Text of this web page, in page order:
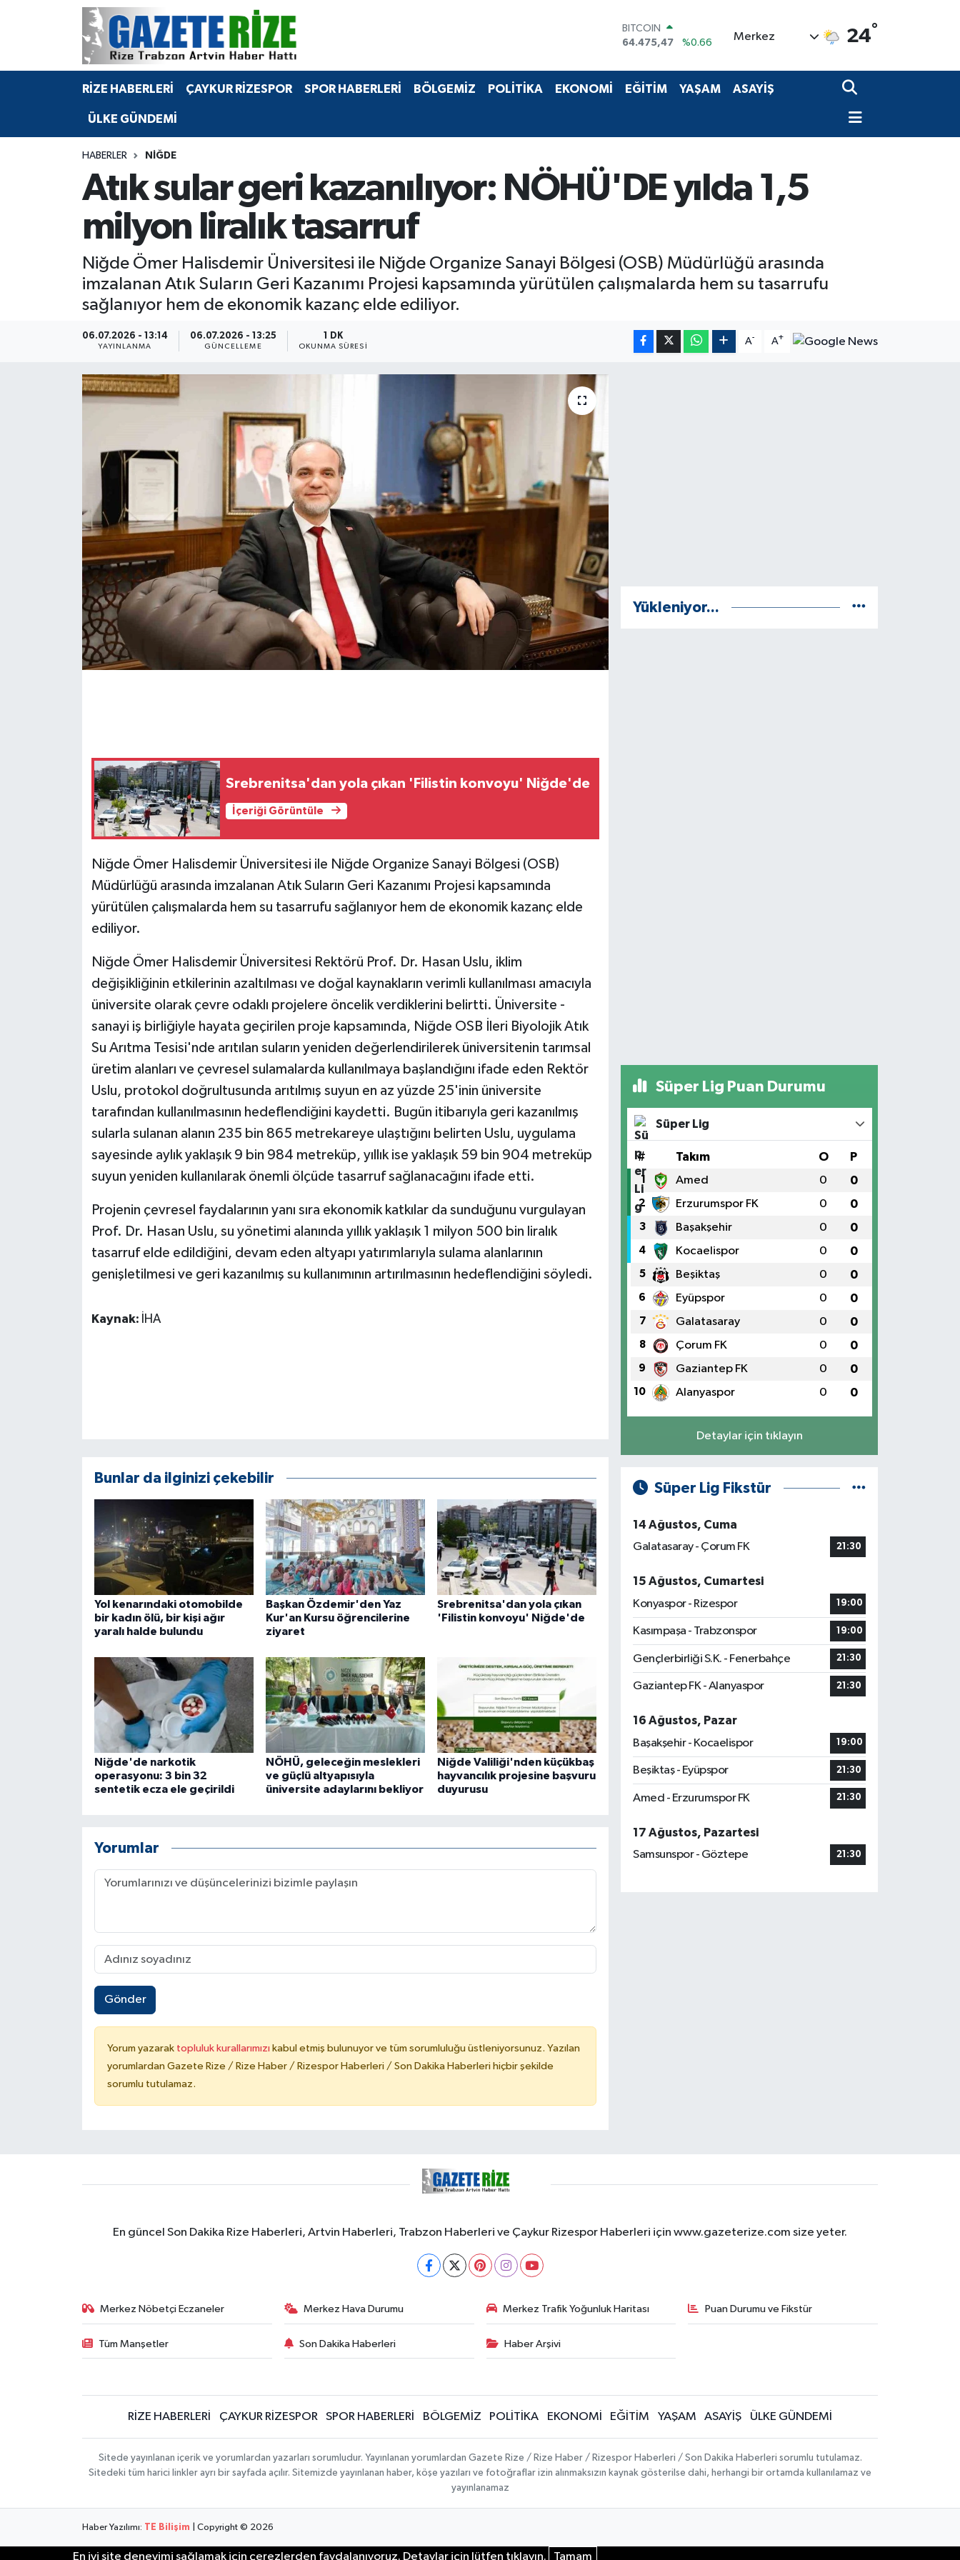
64.475,47
DOLAR
EURO
55,1336
%0.18
Merkez 24°
RİZE HABERLERİ ÇAYKUR RİZESPOR SPOR HABERLERİ BÖLGEMİZ POLİTİKA EKONOMİ EĞİTİM YAŞAM ASAYİŞ
ÜLKE GÜNDEMİ
HABERLER NIĞDE
Atık sular geri kazanılıyor: NÖHÜ'DE yılda 1,5
milyon liralık tasarruf
Niğde Ömer Halisdemir Üniversitesi ile Niğde Organize Sanayi Bölgesi (OSB) Müdürlüğü arasında
imzalanan Atık Suların Geri Kazanımı Projesi kapsamında yürütülen çalışmalarda hem su tasarrufu
sağlanıyor hem de ekonomik kazanç elde ediliyor.
06.07.2026 - 13:14
YAYINLANMA
06.07.2026 - 13:25
GÜNCELLEME
1 DK
OKUNMA SÜRESI
A- A+
Srebrenitsa'dan yola çıkan 'Filistin konvoyu' Niğde'de
İçeriği Görüntüle
Niğde Ömer Halisdemir Üniversitesi ile Niğde Organize Sanayi Bölgesi (OSB)
Müdürlüğü arasında imzalanan Atık Suların Geri Kazanımı Projesi kapsamında
yürütülen çalışmalarda hem su tasarrufu sağlanıyor hem de ekonomik kazanç elde
ediliyor.
Niğde Ömer Halisdemir Üniversitesi Rektörü Prof. Dr. Hasan Uslu, iklim
değişikliğinin etkilerinin azaltılması ve doğal kaynakların verimli kullanılması amacıyla
üniversite olarak çevre odaklı projelere öncelik verdiklerini belirtti. Üniversite -
sanayi iş birliğiyle hayata geçirilen proje kapsamında, Niğde OSB İleri Biyolojik Atık
Su Arıtma Tesisi'nde arıtılan suların yeniden değerlendirilerek üniversitenin tarımsal
üretim alanları ve çevresel sulamalarda kullanılmaya başlandığını ifade eden Rektör
Uslu, protokol doğrultusunda arıtılmış suyun en az yüzde 25'inin üniversite
tarafından kullanılmasının hedeflendiğini kaydetti. Bugün itibarıyla geri kazanılmış
sularla sulanan alanın 235 bin 865 metrekareye ulaştığını belirten Uslu, uygulama
sayesinde aylık yaklaşık 9 bin 984 metreküp, yıllık ise yaklaşık 59 bin 904 metreküp
suyun yeniden kullanılarak önemli ölçüde tasarruf sağlanacağını ifade etti.
Projenin çevresel faydalarının yanı sıra ekonomik katkılar da sunduğunu vurgulayan
Prof. Dr. Hasan Uslu, su yönetimi alanında yıllık yaklaşık 1 milyon 500 bin liralık
tasarruf elde edildiğini, devam eden altyapı yatırımlarıyla sulama alanlarının
genişletilmesi ve geri kazanılmış su kullanımının artırılmasının hedeflendiğini söyledi.
Kaynak: İHA
Bunlar da ilginizi çekebilir
Yol kenarındaki otomobilde
bir kadın ölü, bir kişi ağır
yaralı halde bulundu
Başkan Özdemir'den Yaz
Kur'an Kursu öğrencilerine
ziyaret
Srebrenitsa'dan yola çıkan
'Filistin konvoyu' Niğde'de
Niğde'de narkotik
operasyonu: 3 bin 32
sentetik ecza ele geçirildi
NÖHÜ, geleceğin meslekleri
ve güçlü altyapısıyla
üniversite adaylarını bekliyor
Niğde Valiliği'nden küçükbaş
hayvancılık projesine başvuru
duyurusu
Yorumlar
Gönder
Yorum yazarak topluluk kurallarımızı kabul etmiş bulunuyor ve tüm sorumluluğu üstleniyorsunuz. Yazılan
yorumlardan Gazete Rize / Rize Haber / Rizespor Haberleri / Son Dakika Haberleri hiçbir şekilde
sorumlu tutulamaz.
Yükleniyor...
Süper Lig Puan Durumu
Süper Lig
# Takım O P
1 Amed 0 0
2 Erzurumspor FK 0 0
3 Başakşehir 0 0
4 Kocaelispor 0 0
5 Beşiktaş 0 0
6 Eyüpspor 0 0
7 Galatasaray 0 0
8 Çorum FK 0 0
9 Gaziantep FK 0 0
10 Alanyaspor 0 0
Detaylar için tıklayın
Süper Lig Fikstür
14 Ağustos, Cuma
Galatasaray - Çorum FK
21:30
15 Ağustos, Cumartesi
Konyaspor - Rizespor
19:00
Kasımpaşa - Trabzonspor 19:00
Gençlerbirliği S.K. - Fenerbahçe 21:30
Gaziantep FK - Alanyaspor 21:30
16 Ağustos, Pazar
Başakşehir - Kocaelispor
19:00
Beşiktaş - Eyüpspor 21:30
Amed - Erzurumspor FK 21:30
17 Ağustos, Pazartesi
Samsunspor - Göztepe
21:30
En güncel Son Dakika Rize Haberleri, Artvin Haberleri, Trabzon Haberleri ve Çaykur Rizespor Haberleri için www.gazeterize.com size yeter.
Merkez Nöbetçi Eczaneler Merkez Hava Durumu Merkez Trafik Yoğunluk Haritası Puan Durumu ve Fikstür
Tüm Manşetler Son Dakika Haberleri Haber Arşivi
RİZE HABERLERİ ÇAYKUR RİZESPOR SPOR HABERLERİ BÖLGEMİZ POLİTİKA EKONOMİ EĞİTİM YAŞAM ASAYİŞ ÜLKE GÜNDEMİ
Sitede yayınlanan içerik ve yorumlardan yazarları sorumludur. Yayınlanan yorumlardan Gazete Rize / Rize Haber / Rizespor Haberleri / Son Dakika Haberleri sorumlu tutulamaz.
Sitedeki tüm harici linkler ayrı bir sayfada açılır. Sitemizde yayınlanan haber, köşe yazıları ve fotoğraflar izin alınmaksızın kaynak gösterilse dahi, herhangi bir ortamda kullanılamaz ve
yayınlanamaz
Haber Yazılımı: TE Bilişim | Copyright © 2026
En iyi site deneyimi sağlamak için çerezlerden faydalanıyoruz. Detaylar için lütfen tıklayın. Tamam
BÖLGEMİZ
Bilim Teknoloji
Advertising news
Canlı Maç
Dış Haberler
English News
Flaş Haber
Gayrimenkul
HABERDE İNSAN
Jandarma
KÜLTÜR SANAT
MAGAZİN
POLİTİKA
SPOR HABERLERİ
Merkez Nöbetçi Eczaneler
Merkez Hava Durumu
Merkez Trafik Yoğunluk Haritası
Tüm Manşetler
Son Dakika Haberleri
Haber Arşivi